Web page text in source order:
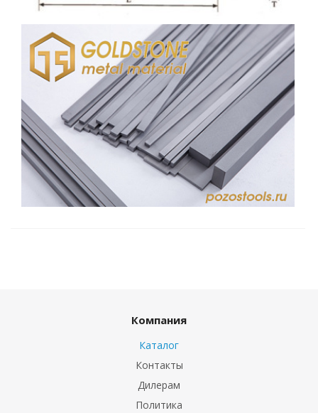
Компания
Каталог
Контакты
Дилерам
Политика